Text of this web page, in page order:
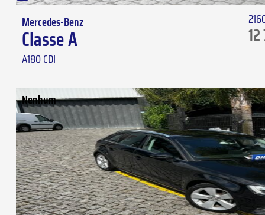
Mercedes-Benz
Classe A
A180 CDI
Nenhum